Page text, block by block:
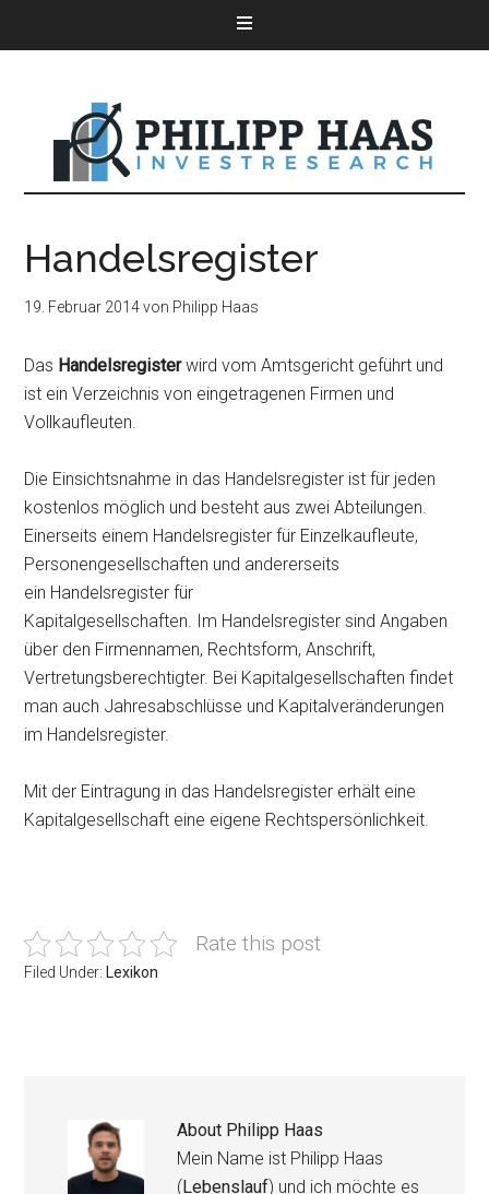
Handelsregister
19. Februar 2014von Philipp Haas
Das Handelsregisterwird vom Amtsgericht geführt und
ist ein Verzeichnis von eingetragenen Firmen und
Vollkaufleuten.
Die Einsichtsnahme in das Handelsregister ist für jeden
kostenlos möglich und besteht aus zwei Abteilungen.
Einerseits einem Handelsregister für Einzelkaufleute,
Personengesellschaften und andererseits
ein Handelsregister für
Kapitalgesellschaften. Im Handelsregister sind Angaben
über den Firmennamen, Rechtsform, Anschrift,
Vertretungsberechtigter. Bei Kapitalgesellschaften findet
man auch Jahresabschlüsse und Kapitalveränderungen
im Handelsregister.
Mit der Eintragung in das Handelsregister erhält eine
Kapitalgesellschaft eine eigene Rechtspersönlichkeit.
Rate this post
Filed Under: Lexikon
About Philipp Haas
Mein Name ist Philipp Haas
(Lebenslauf) und ich möchte es